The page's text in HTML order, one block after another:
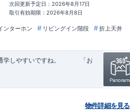
次回更新予定日：2026年8月17日
取引有効期限：2026年8月8日
ンターホン リビングイン階段
折上天井
学しやすいですね。
「お
物件詳細を見る